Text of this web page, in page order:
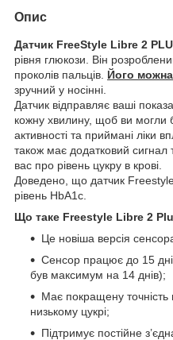
Опис
Датчик FreeStyle Libre 2
рівня глюкози. Він
проколів пальців. Його
зручний у носінні.
Датчик відправляє ваші
кожну хвилину, щоб ви могли
активності та приймані ліки
також має додатковий
вас про рівень цукру в крові.
Доведено, що датчик
рівень HbA1c.
Що таке Freestyle Libre 2
Це новіша версія
Сенсор працює до 15
був максимум на 14 днів);
Має покращену
низькому цукрі;
Підтримує постійне